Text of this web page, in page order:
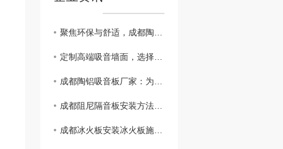
聚焦环保与舒适，成都陶铝吸音板厂家值得信赖
定制高端吸音墙面，选择成都陶铝吸音板厂家
成都陶铝吸音板厂家：为您打造舒适静谧的环境
成都阻尼隔音板安装方法教学篇
成都冰火板安装冰火板施工工艺及注意事项是什么？